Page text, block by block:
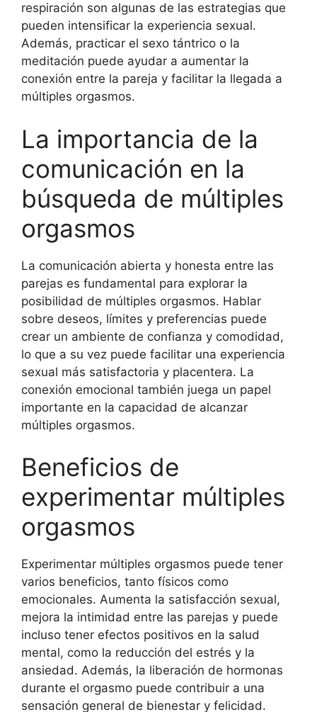
respiración son algunas de las estrategias que
pueden intensificar la experiencia sexual.
Además, practicar el sexo tántrico o la
meditación puede ayudar a aumentar la
conexión entre la pareja y facilitar la llegada a
múltiples orgasmos.
La importancia de la
comunicación en la
búsqueda de múltiples
orgasmos
La comunicación abierta y honesta entre las
parejas es fundamental para explorar la
posibilidad de múltiples orgasmos. Hablar
sobre deseos, límites y preferencias puede
crear un ambiente de confianza y comodidad,
lo que a su vez puede facilitar una experiencia
sexual más satisfactoria y placentera. La
conexión emocional también juega un papel
importante en la capacidad de alcanzar
múltiples orgasmos.
Beneficios de
experimentar múltiples
orgasmos
Experimentar múltiples orgasmos puede tener
varios beneficios, tanto físicos como
emocionales. Aumenta la satisfacción sexual,
mejora la intimidad entre las parejas y puede
incluso tener efectos positivos en la salud
mental, como la reducción del estrés y la
ansiedad. Además, la liberación de hormonas
durante el orgasmo puede contribuir a una
sensación general de bienestar y felicidad.